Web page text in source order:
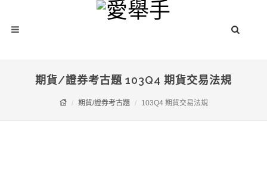
期貨/證券考古題 103Q4 期貨交易法規
期貨/證券考古題 103Q4 期貨交易法規